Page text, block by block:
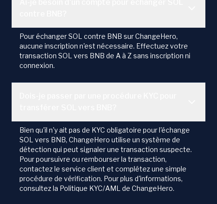
Pour échanger SOL contre BNB sur ChangeHero,
aucune inscription n'est nécessaire. Effectuez votre
transaction SOL vers BNB de A à Z sans inscription ni
connexion.
Bien qu'il n'y ait pas de KYC obligatoire pour l'échange
SOL vers BNB, ChangeHero utilise un système de
détection qui peut signaler une transaction suspecte.
Pour poursuivre ou rembourser la transaction,
contactez le service client et complétez une simple
procédure de vérification. Pour plus d'informations,
consultez la Politique KYC/AML de ChangeHero.